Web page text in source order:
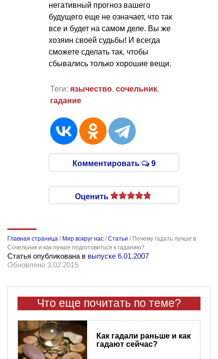
негативный прогноз вашего
будущего еще не означает, что так
все и будет на самом деле. Вы же
хозяин своей судьбы! И всегда
сможете сделать так, чтобы
сбывались только хорошие вещи.
Теги: язычество, сочельник,
гадание
Комментировать 9
Оценить
Главная страница / Мир вокруг нас /Статьи / Почему гадать лучше в
Сочельник и как лучше подготовиться к гаданию?
Статья опубликована в выпуске 6.01.2007
Обновлено 3.02.2015
Что еще почитать по теме?
Как гадали раньше и как
гадают сейчас?